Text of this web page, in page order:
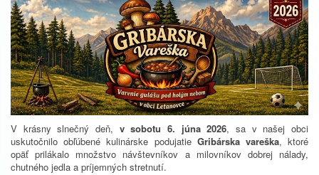
V krásny slnečný deň, v sobotu 6. júna 2026, sa v našej obci
uskutočnilo obľúbené kulinárske podujatie Gribárska vareška, ktoré
opäť prilákalo množstvo návštevníkov a milovníkov dobrej nálady,
chutného jedla a príjemných stretnutí.